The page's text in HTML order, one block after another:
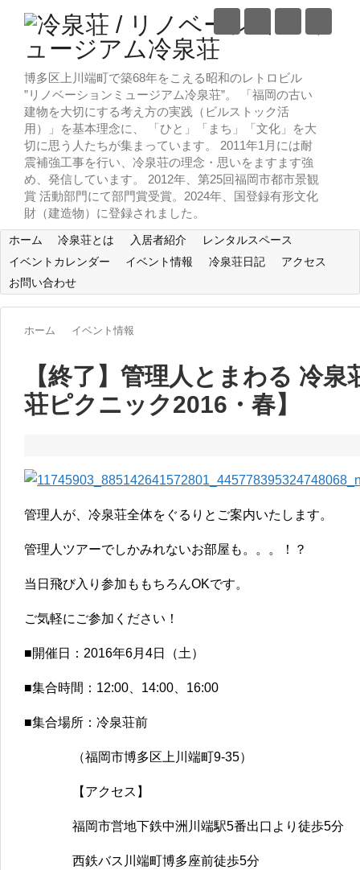
博多区上川端町で築68年をこえる昭和のレトロビル
”リノベーションミュージアム冷泉荘”。 「福岡の古い
建物を大切にする考え方の実践（ビルストック活
用）」を基本理念に、 「ひと」「まち」「文化」を大
切に思う人たちが集まっています。 2011年1月には耐
震補強工事を行い、冷泉荘の理念・思いをますます強
め、発信しています。 2012年、第25回福岡市都市景観
賞 活動部門にて部門賞受賞。2024年、国登録有形文化
財（建造物）に登録されました。
ホーム 冷泉荘とは 入居者紹介
レンタルスペース
イベントカレンダー
イベント情報 冷泉荘日記
アクセス
お問い合わせ
ホーム イベント情報
【終了】管理人とまわる 冷
荘ピクニック2016・春】
管理人が、冷泉荘全体をぐるりとご案内いたします。
管理人ツアーでしかみれないお部屋も。。。！？
当日飛び入り参加ももちろんOKです。
ご気軽にご参加ください！
■開催日：2016年6月4日（土）
■集合時間：12:00、14:00、16:00
■集合場所：冷泉荘前
（福岡市博多区上川端町9-35）
【アクセス】
福岡市営地下鉄中洲川端駅5番出口より徒歩5分
西鉄バス川端町博多座前徒歩5分